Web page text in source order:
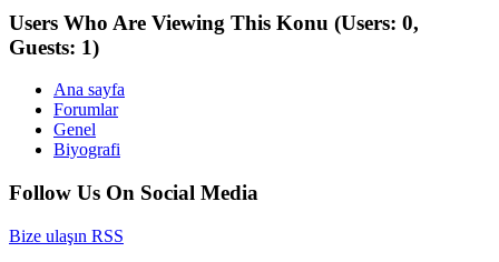
Users Who Are Viewing This Konu (Users: 0,
Guests: 1)
Ana sayfa
Forumlar
Genel
Biyografi
Follow Us On Social Media
Bize ulaşın RSS